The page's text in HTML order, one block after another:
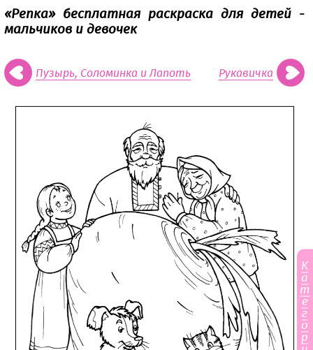
«Репка» бесплатная раскраска для детей -
мальчиков и девочек
Пузырь, Соломинка и Лапоть Рукавичка
К
а
т
е
г
о
р